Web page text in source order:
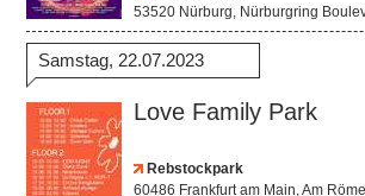
53520 Nürburg, Nürburgring
Samstag, 22.07.2023
Love Family Park
Rebstockpark
60486 Frankfurt am Main, Am